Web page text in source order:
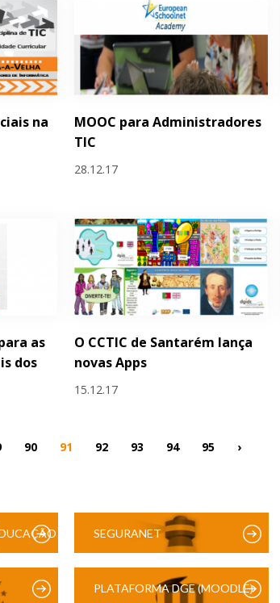
na
MOOC para Administradores
TIC
28.12.17
as
dos
O CCTIC de Santarém lança
novas Apps
15.12.17
90 91 92 93 94 95 ›
SEGURANET
PLATAFORMA DGE (MOODLE)